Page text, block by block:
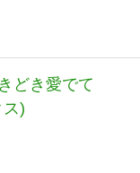
どき愛でて
)